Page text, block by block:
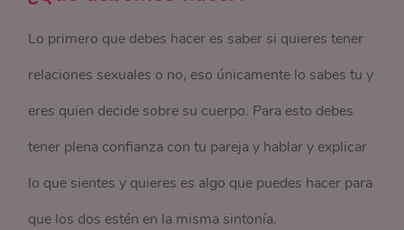
Lo primero que debes hacer es saber si quieres tener
relaciones sexuales o no, eso únicamente lo sabes tu y
eres quien decide sobre su cuerpo. Para esto debes
tener plena confianza con tu pareja y hablar y explicar
lo que sientes y quieres es algo que puedes hacer para
que los dos estén en la misma sintonía.